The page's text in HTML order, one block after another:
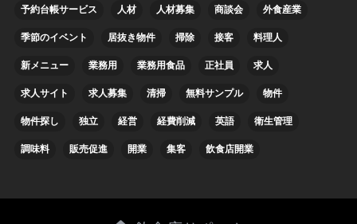
予約台帳サービス 人材 人材募集 商談会 外食産業
季節のイベント 居抜き物件 掃除 接客 料理人
新メニュー 業務用 業務用食品 正社員 求人
求人サイト 求人募集 清掃 無料サンプル 物件
物件探し 独立 経営 経費削減 英語 衛生管理
調味料 販売促進 開業 集客 飲食店開業